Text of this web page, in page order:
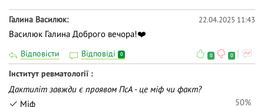
Галина Василюк 22.04.2025 11:43
Василюк Галина Доброго вечора!❤️
Відповісти Відповіді 0 0 0
Інститут ревматології
Дактиліт завжди є проявом ПсА - це міф чи факт?
Міф
50%